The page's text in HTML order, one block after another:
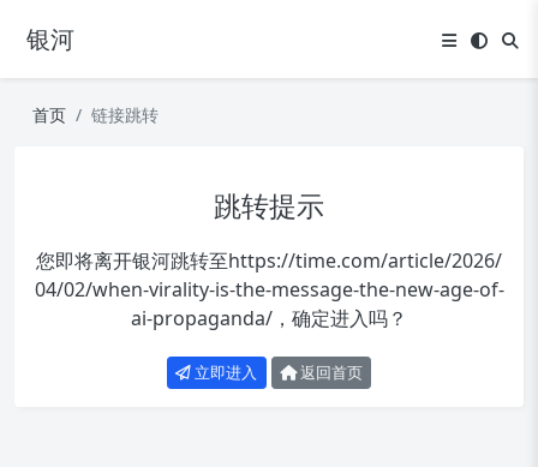
银河
首页 链接跳转
跳转提示
您即将离开银河跳转至https://time.com/article/2026/
04/02/when-virality-is-the-message-the-new-age-of-
ai-propaganda/ ，确定进入吗？
立即进入 返回首页